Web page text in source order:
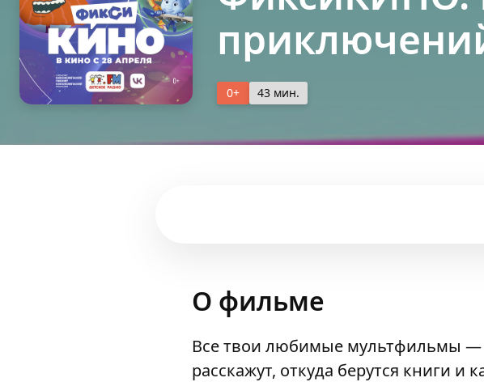
0+ 43 мин.
О фильме
Все твои любимые мультфильмы —
расскажут, откуда берутся книги и